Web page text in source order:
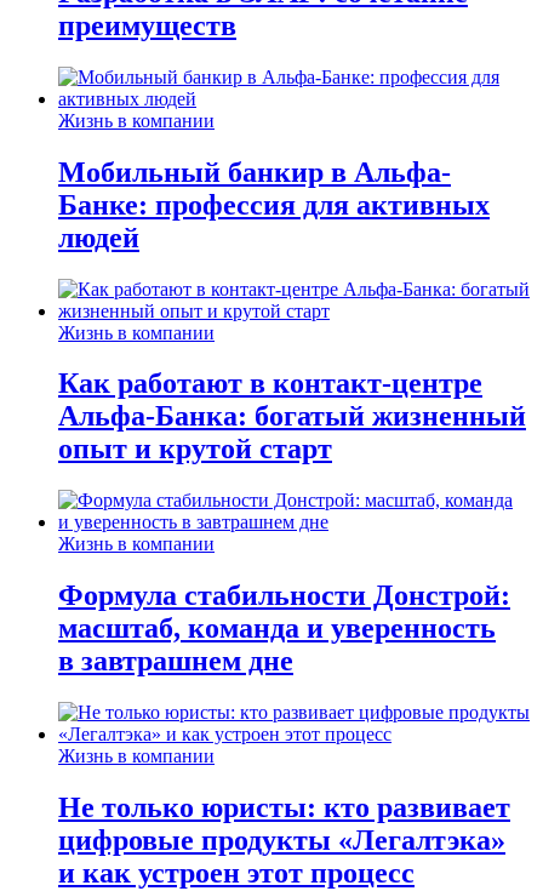
преимуществ
Жизнь в компании
Мобильный банкир в Альфа-
Банке: профессия для активных
людей
Жизнь в компании
Как работают в контакт-центре
Альфа-Банка: богатый жизненный
опыт и крутой старт
Жизнь в компании
Формула стабильности Донстрой:
масштаб, команда и уверенность
в завтрашнем дне
Жизнь в компании
Не только юристы: кто развивает
цифровые продукты «Легалтэка»
и как устроен этот процесс